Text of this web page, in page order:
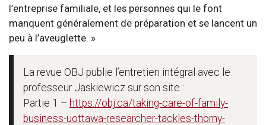
l’entreprise familiale, et les personnes qui le font
manquent généralement de préparation et se lancent un
peu à l’aveuglette. »
La revue OBJ publie l’entretien intégral avec le
professeur Jaskiewicz sur son site :
Partie 1 – https://obj.ca/taking-care-of-family-
business-uottawa-researcher-tackles-thorny-